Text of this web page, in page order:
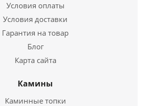
Условия оплаты
Условия доставки
Гарантия на товар
Блог
Карта сайта
Камины
Каминные топки